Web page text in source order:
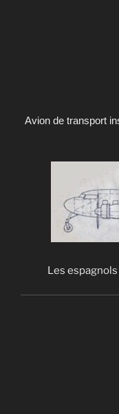
Avion de transport
Les